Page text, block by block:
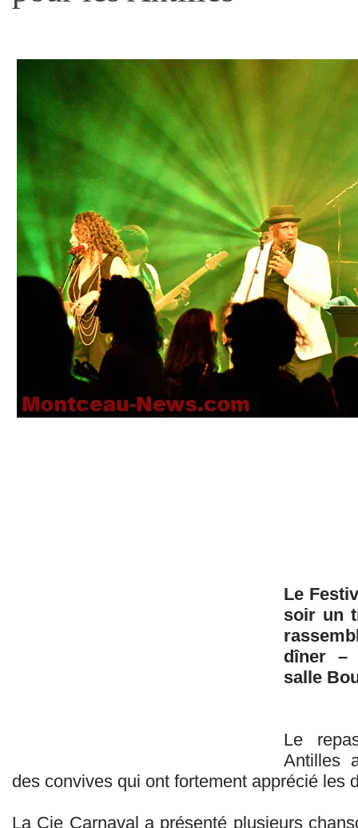
Le
soir un
dîner –
salle
Le
Antilles
des convives qui ont fortement apprécié les
La Cie Carnaval a présenté plusieurs